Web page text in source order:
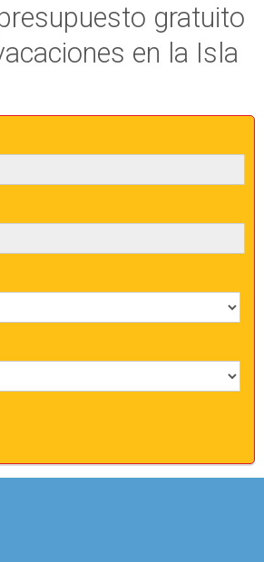
gratuito
en la Isla